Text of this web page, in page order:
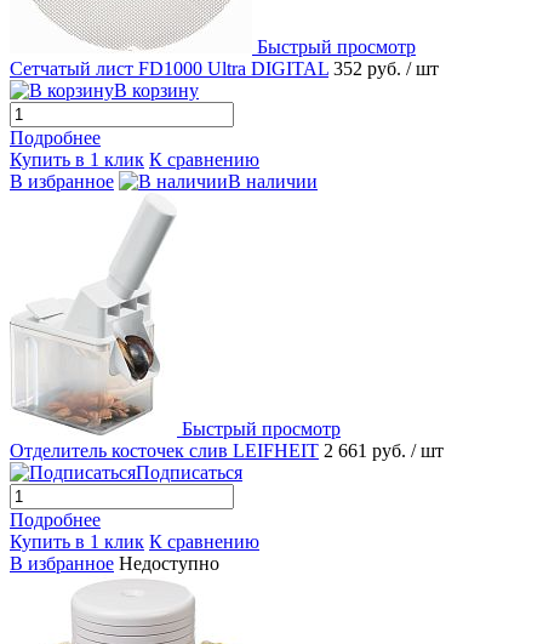
Быстрый просмотр
Сетчатый лист FD1000 Ultra DIGITAL 352 руб. / шт
В корзину
Подробнее
Купить в 1 клик К сравнению
В избранное
В наличии
Быстрый просмотр
Отделитель косточек слив LEIFHEIT 2 661 руб. / шт
Подписаться
Подробнее
Купить в 1 клик К сравнению
В избранное Недоступно